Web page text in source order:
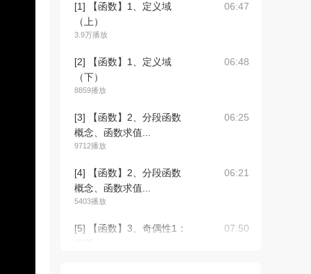
[1] 【函数】1、定义域
（上）
3.9万播放
06:47
[2] 【函数】1、定义域
（下）
8859播放
06:48
[3] 【函数】2、分段函数
概念、函数求值...
9712播放
06:25
[4] 【函数】2、分段函数
概念、函数求值...
5403播放
06:21
[5] 【函数】3、奇偶性1：
07:50